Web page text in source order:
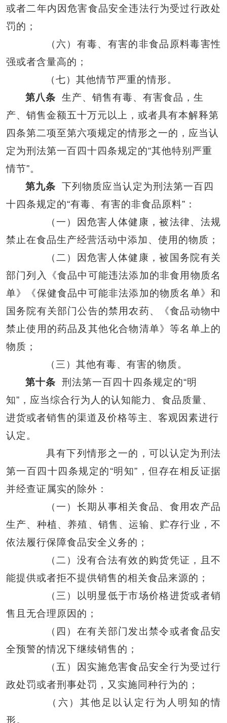
或者二年内因危害食品安全违法行为受过行政处
罚的；
（六）有毒、有害的非食品原料毒害性
强或者含量高的；
（七）其他情节严重的情形。
第八条 生产、销售有毒、有害食品，生
产、销售金额五十万元以上，或者具有本解释第
四条第二项至第六项规定的情形之一的，应当认
定为刑法第一百四十四条规定的“其他特别严重
情节”。
第九条 下列物质应当认定为刑法第一百四
十四条规定的“有毒、有害的非食品原料”：
（一）因危害人体健康，被法律、法规
禁止在食品生产经营活动中添加、使用的物质；
（二）因危害人体健康，被国务院有关
部门列入《食品中可能违法添加的非食用物质名
单》《保健食品中可能非法添加的物质名单》和
国务院有关部门公告的禁用农药、《食品动物中
禁止使用的药品及其他化合物清单》等名单上的
物质；
（三）其他有毒、有害的物质。
第十条 刑法第一百四十四条规定的“明
知”，应当综合行为人的认知能力、食品质量、
进货或者销售的渠道及价格等主、客观因素进行
认定。
具有下列情形之一的，可以认定为刑法
第一百四十四条规定的“明知”，但存在相反证据
并经查证属实的除外：
（一）长期从事相关食品、食用农产品
生产、种植、养殖、销售、运输、贮存行业，不
依法履行保障食品安全义务的；
（二）没有合法有效的购货凭证，且不
能提供或者拒不提供销售的相关食品来源的；
（三）以明显低于市场价格进货或者销
售且无合理原因的；
（四）在有关部门发出禁令或者食品安
全预警的情况下继续销售的；
（五）因实施危害食品安全行为受过行
政处罚或者刑事处罚，又实施同种行为的；
（六）其他足以认定行为人明知的情
形。